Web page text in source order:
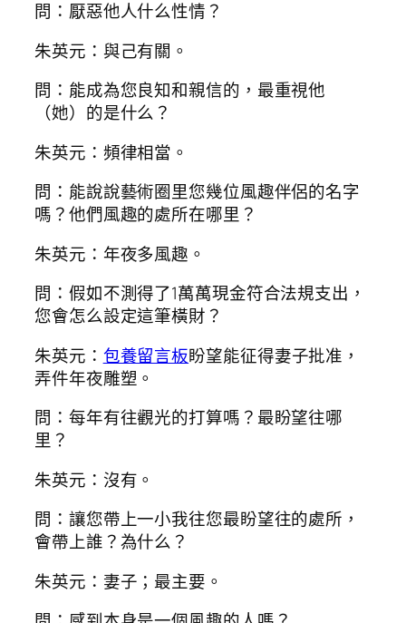
問：厭惡他人什么性情？
朱英元：與己有關。
問：能成為您良知和親信的，最重視他
（她）的是什么？
朱英元：頻律相當。
問：能說說藝術圈里您幾位風趣伴侶的名字
嗎？他們風趣的處所在哪里？
朱英元：年夜多風趣。
問：假如不測得了1萬萬現金符合法規支出，
您會怎么設定這筆橫財？
朱英元： 包養留言板盼望能征得妻子批准，
弄件年夜雕塑。
問：每年有往觀光的打算嗎？最盼望往哪
里？
朱英元：沒有。
問：讓您帶上一小我往您最盼望往的處所，
會帶上誰？為什么？
朱英元：妻子；最主要。